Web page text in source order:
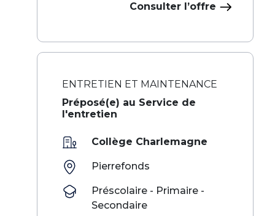
Consulter l’offre
ENTRETIEN ET MAINTENANCE
Préposé(e) au Service de
l'entretien
Collège Charlemagne
Pierrefonds
Préscolaire - Primaire -
Secondaire